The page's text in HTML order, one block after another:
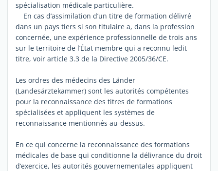
spécialisation médicale particulière.
En cas d’assimilation d’un titre de formation délivré
dans un pays tiers si son titulaire a, dans la profession
concernée, une expérience professionnelle de trois ans
sur le territoire de l’État membre qui a reconnu ledit
titre, voir article 3.3 de la Directive 2005/36/CE.
Les ordres des médecins des Länder
(Landesärztekammer) sont les autorités compétentes
pour la reconnaissance des titres de formations
spécialisées et appliquent les systèmes de
reconnaissance mentionnés au-dessus.
En ce qui concerne la reconnaissance des formations
médicales de base qui conditionne la délivrance du droit
d’exercice, les autorités gouvernementales appliquent